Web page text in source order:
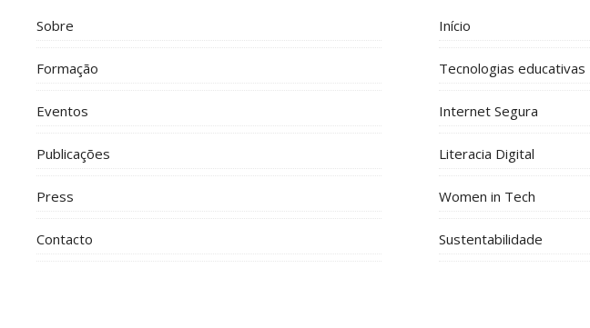
Sobre
Formação
Eventos
Publicações
Press
Contacto
Início
Tecnologias educativas
Internet Segura
Literacia Digital
Women in Tech
Sustentabilidade